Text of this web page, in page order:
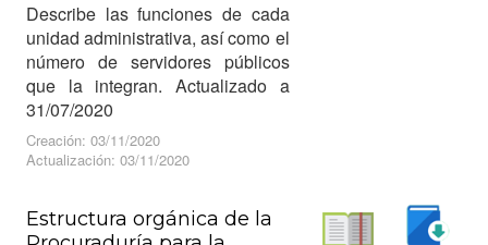
Describe las funciones de cada
unidad administrativa, así como el
número de servidores públicos
que la integran. Actualizado a
31/07/2020
Creación: 03/11/2020
Actualización: 03/11/2020
Estructura orgánica de la